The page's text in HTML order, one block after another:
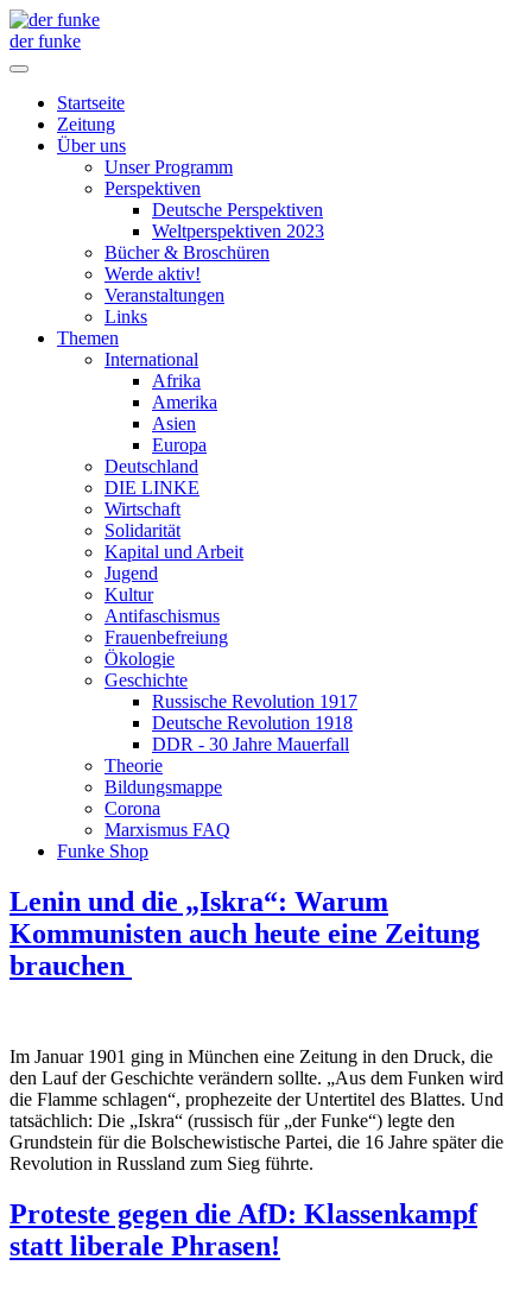
der funke
Startseite
Zeitung
Über uns
Unser Programm
Perspektiven
Deutsche Perspektiven
Weltperspektiven 2023
Bücher & Broschüren
Werde aktiv!
Veranstaltungen
Links
Themen
International
Afrika
Amerika
Asien
Europa
Deutschland
DIE LINKE
Wirtschaft
Solidarität
Kapital und Arbeit
Jugend
Kultur
Antifaschismus
Frauenbefreiung
Ökologie
Geschichte
Russische Revolution 1917
Deutsche Revolution 1918
DDR - 30 Jahre Mauerfall
Theorie
Bildungsmappe
Corona
Marxismus FAQ
Funke Shop
Lenin und die „Iskra“: Warum
Kommunisten auch heute eine Zeitung
brauchen
Im Januar 1901 ging in München eine Zeitung in den Druck, die
den Lauf der Geschichte verändern sollte. „Aus dem Funken wird
die Flamme schlagen“, prophezeite der Untertitel des Blattes. Und
tatsächlich: Die „Iskra“ (russisch für „der Funke“) legte den
Grundstein für die Bolschewistische Partei, die 16 Jahre später die
Revolution in Russland zum Sieg führte.
Proteste gegen die AfD: Klassenkampf
statt liberale Phrasen!